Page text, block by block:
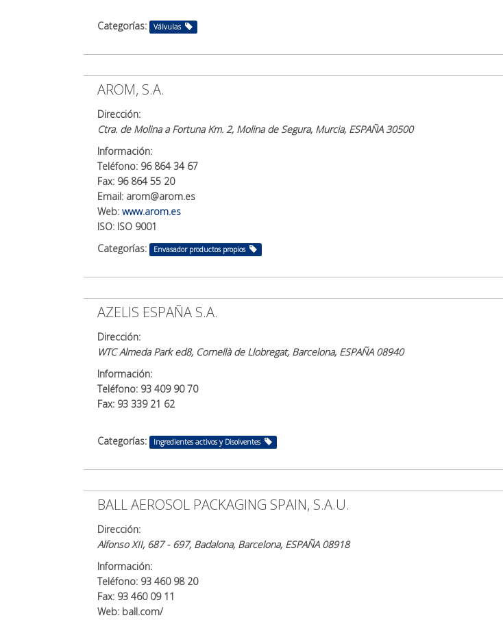
Categorías: Válvulas
AROM, S.A.
Dirección:
Ctra. de Molina a Fortuna Km. 2, Molina de Segura, Murcia, ESPAÑA 30500
Información:
Teléfono: 96 864 34 67
Fax: 96 864 55 20
Email: arom@arom.es
Web: www.arom.es
ISO: ISO 9001
Categorías:
Envasador productos propios
AZELIS ESPAÑA S.A.
Dirección:
WTC Almeda Park ed8, Cornellà de Llobregat, Barcelona, ESPAÑA 08940
Información:
Teléfono: 93 409 90 70
Fax: 93 339 21 62
Categorías: Ingredientes activos y Disolventes
BALL AEROSOL PACKAGING SPAIN, S.A.U.
Dirección:
Alfonso XII, 687 - 697, Badalona, Barcelona, ESPAÑA 08918
Información:
Teléfono: 93 460 98 20
Fax: 93 460 09 11
Web: ball.com/